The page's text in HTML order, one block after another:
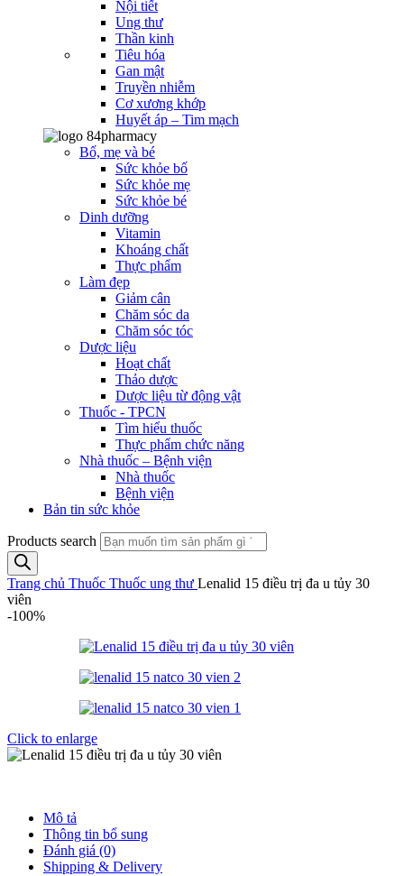
Nội tiết
Ung thư
Thần kinh
Tiêu hóa
Gan mật
Truyền nhiễm
Cơ xương khớp
Huyết áp – Tim mạch
Bố, mẹ và bé
Sức khỏe bố
Sức khỏe mẹ
Sức khỏe bé
Dinh dưỡng
Vitamin
Khoáng chất
Thực phẩm
Làm đẹp
Giảm cân
Chăm sóc da
Chăm sóc tóc
Dược liệu
Hoạt chất
Thảo dược
Dược liệu từ động vật
Thuốc - TPCN
Tìm hiểu thuốc
Thực phẩm chức năng
Nhà thuốc – Bệnh viện
Nhà thuốc
Bệnh viện
Bản tin sức khỏe
Products search
Trang chủ Thuốc Thuốc ung thư Lenalid 15 điều trị đa u tủy 30
viên
-100%
Click to enlarge
Mô tả
Thông tin bổ sung
Đánh giá (0)
Shipping & Delivery